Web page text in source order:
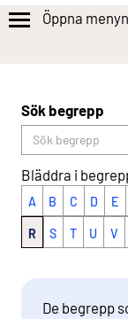
Öppna menyn
Sök begrepp
Bläddra i
A B C D E
R S T U V
De begrepp